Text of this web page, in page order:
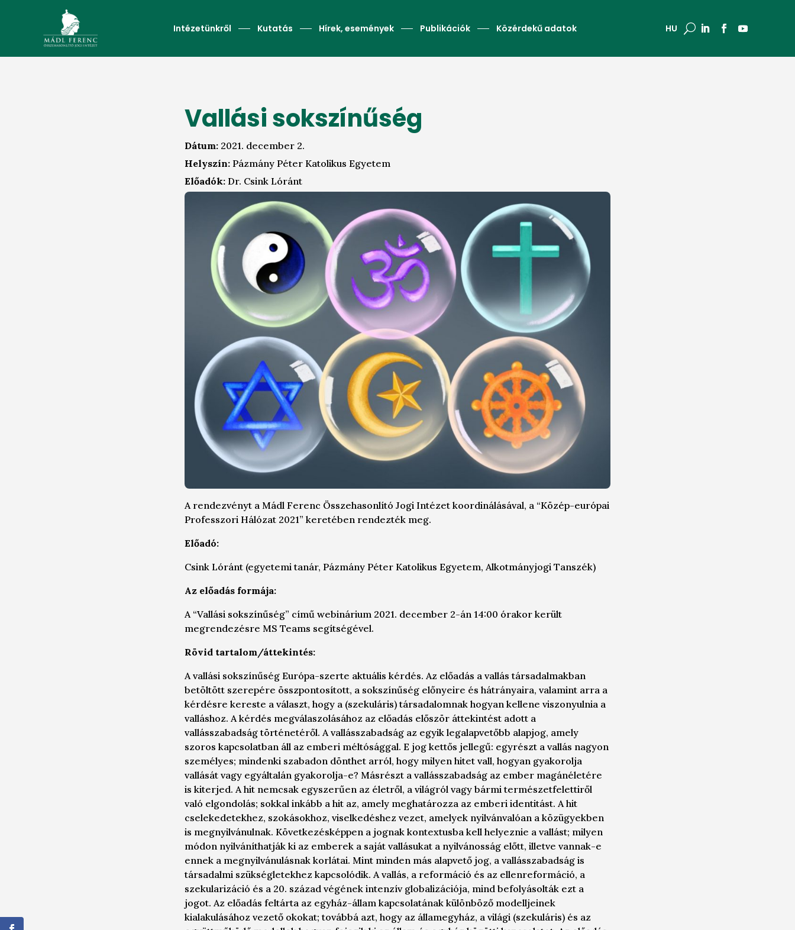
Intézetünkről Kutatás Hírek, események Publikációk Közérdekű adatok HU U
Vallási sokszínűség
Dátum: 2021. december 2.
Helyszín: Pázmány Péter Katolikus Egyetem
Előadók: Dr. Csink Lóránt
A rendezvényt a Mádl Ferenc Összehasonlító Jogi Intézet koordinálásával, a “Közép-európai
Professzori Hálózat 2021” keretében rendezték meg.
Előadó:
Csink Lóránt (egyetemi tanár, Pázmány Péter Katolikus Egyetem, Alkotmányjogi Tanszék)
Az előadás formája:
A “Vallási sokszínűség” című webinárium 2021. december 2-án 14:00 órakor került
megrendezésre MS Teams segítségével.
Rövid tartalom/áttekintés:
A vallási sokszínűség Európa-szerte aktuális kérdés. Az előadás a vallás társadalmakban
betöltött szerepére összpontosított, a sokszínűség előnyeire és hátrányaira, valamint arra a
kérdésre kereste a választ, hogy a (szekuláris) társadalomnak hogyan kellene viszonyulnia a
valláshoz. A kérdés megválaszolásához az előadás először áttekintést adott a
vallásszabadság történetéről. A vallásszabadság az egyik legalapvetőbb alapjog, amely
szoros kapcsolatban áll az emberi méltósággal. E jog kettős jellegű: egyrészt a vallás nagyon
személyes; mindenki szabadon dönthet arról, hogy milyen hitet vall, hogyan gyakorolja
vallását vagy egyáltalán gyakorolja-e? Másrészt a vallásszabadság az ember magánéletére
is kiterjed. A hit nemcsak egyszerűen az életről, a világról vagy bármi természetfelettiről
való elgondolás; sokkal inkább a hit az, amely meghatározza az emberi identitást. A hit
cselekedetekhez, szokásokhoz, viselkedéshez vezet, amelyek nyilvánvalóan a közügyekben
is megnyilvánulnak. Következésképpen a jognak kontextusba kell helyeznie a vallást; milyen
módon nyilváníthatják ki az emberek a saját vallásukat a nyilvánosság előtt, illetve vannak-e
ennek a megnyilvánulásnak korlátai. Mint minden más alapvető jog, a vallásszabadság is
társadalmi szükségletekhez kapcsolódik. A vallás, a reformáció és az ellenreformáció, a
szekularizáció és a 20. század végének intenzív globalizációja, mind befolyásolták ezt a
jogot. Az előadás feltárta az egyház-állam kapcsolatának különböző modelljeinek
kialakulásához vezető okokat; továbbá azt, hogy az államegyház, a világi (szekuláris) és az